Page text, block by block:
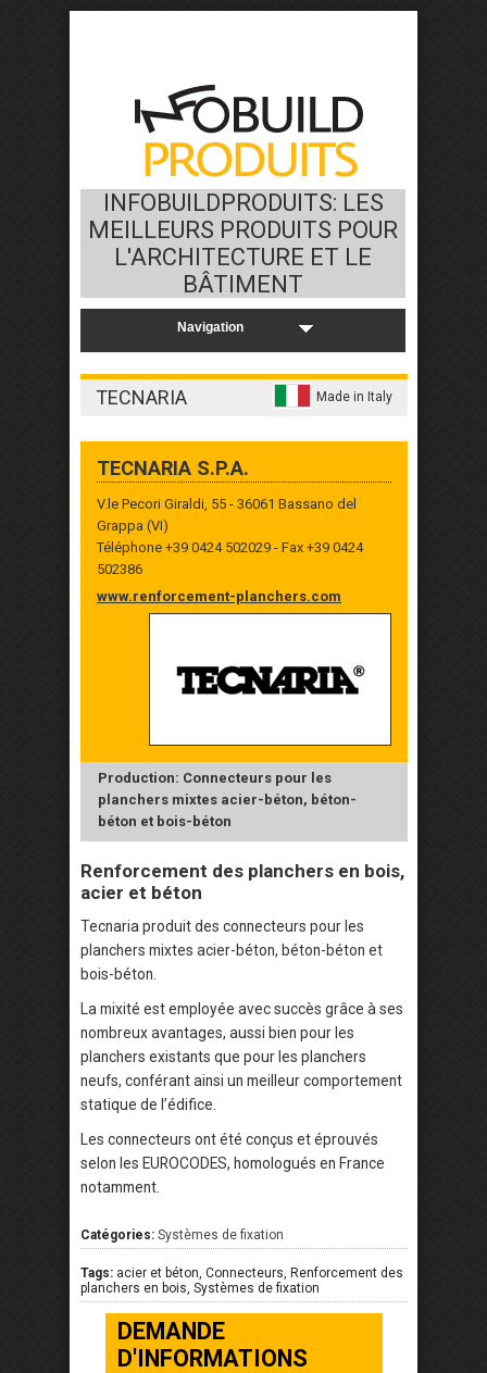
INFOBUILDPRODUITS: LES
MEILLEURS PRODUITS POUR
L'ARCHITECTURE ET LE
BÂTIMENT
TECNARIA Made in Italy
TECNARIA S.P.A.
V.le Pecori Giraldi, 55 - 36061 Bassano del
Grappa (VI)
Téléphone +39 0424 502029 - Fax +39 0424
502386
www.renforcement-planchers.com
Production: Connecteurs pour les
planchers mixtes acier-béton, béton-
béton et bois-béton
Renforcement des planchers en bois,
acier et béton
Tecnaria produit des connecteurs pour les
planchers mixtes acier-béton, béton-béton et
bois-béton.
La mixité est employée avec succès grâce à ses
nombreux avantages, aussi bien pour les
planchers existants que pour les planchers
neufs, conférant ainsi un meilleur comportement
statique de l’édifice.
Les connecteurs ont été conçus et éprouvés
selon les EUROCODES, homologués en France
notamment.
Catégories: Systèmes de fixation
Tags: acier et béton, Connecteurs, Renforcement des
planchers en bois, Systèmes de fixation
DEMANDE
D'INFORMATIONS